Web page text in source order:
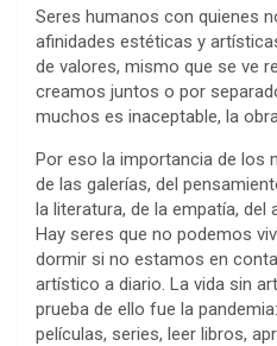
Seres humanos con quienes
afinidades estéticas y
de valores, mismo que se ve
creamos juntos o por
muchos es inaceptable, la
Por eso la importancia de los
de las galerías, del
la literatura, de la empatía, del
Hay seres que no podemos
dormir si no estamos en
artístico a diario. La vida sin
prueba de ello fue la
películas, series, leer libros,